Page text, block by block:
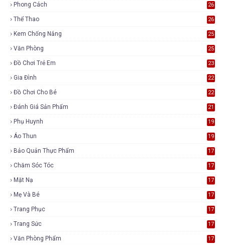
Phong Cách 26
Thể Thao 26
Kem Chống Nắng 25
Văn Phòng 25
Đồ Chơi Trẻ Em 23
Gia Đình 22
Đồ Chơi Cho Bé 22
Đánh Giá Sản Phẩm 21
Phụ Huynh 19
Áo Thun 19
Bảo Quản Thực Phẩm 17
Chăm Sóc Tóc 17
Mặt Nạ 17
Mẹ Và Bé 17
Trang Phục 17
Trang Sức 17
Văn Phòng Phẩm 17